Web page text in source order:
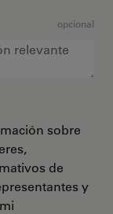
opcional
sobre
de
y